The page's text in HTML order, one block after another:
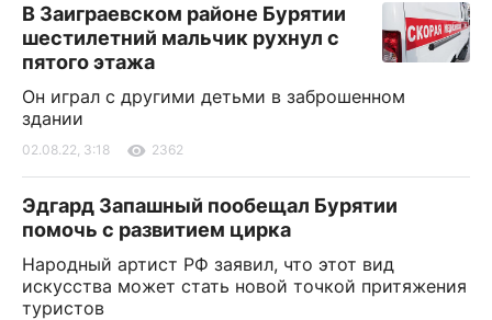
В Заиграевском районе Бурятии
шестилетний мальчик рухнул с
пятого этажа
Он играл с другими детьми в заброшенном
здании
02.08.22, 3:18 2362
Эдгард Запашный пообещал Бурятии
помочь с развитием цирка
Народный артист РФ заявил, что этот вид
искусства может стать новой точкой притяжения
туристов